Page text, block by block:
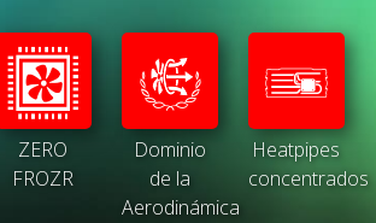
ZERO
FROZR
Dominio
de la
Aerodinámica
Heatpipes
concentrados